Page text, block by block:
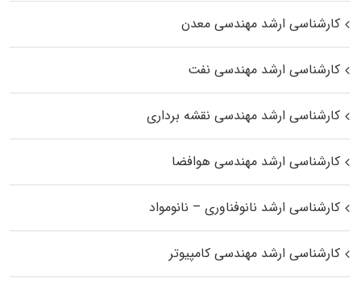
کارشناسی ارشد مهندسی معدن
کارشناسی ارشد مهندسی نفت
کارشناسی ارشد مهندسی نقشه برداری
کارشناسی ارشد مهندسی هوافضا
کارشناسی ارشد نانوفناوری – نانومواد
کارشناسی ارشد مهندسی کامپیوتر